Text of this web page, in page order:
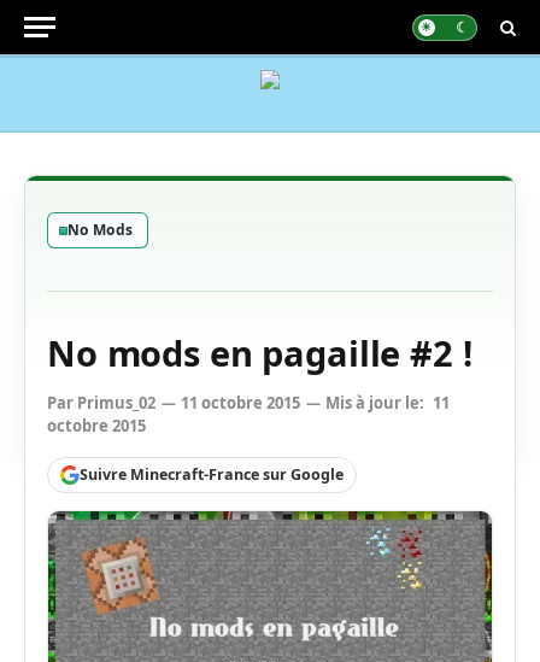
No Mods
No mods en pagaille #2 !
Par Primus_02 11 octobre 2015 Mis à jour le: 11
octobre 2015
Suivre Minecraft-France sur Google